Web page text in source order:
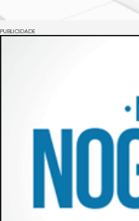
PUBLICIDADE